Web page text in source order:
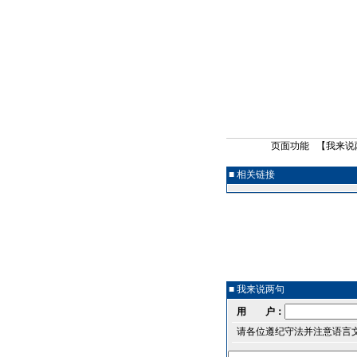
页面功能 【我来说
■ 相关链接
■ 我来说两句
用 户：
请各位遵纪守法并注意语言